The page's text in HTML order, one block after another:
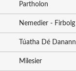
Partholon
Nemedier - Firbolg
Túatha Dé Danann
Milesier